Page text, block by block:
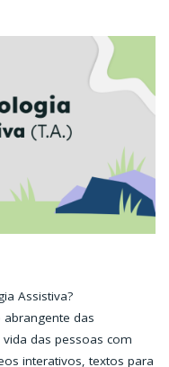
Assistiva?
das
das pessoas com
interativos, textos para